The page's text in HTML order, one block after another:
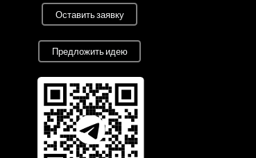
Оставить заявку
Предложить идею